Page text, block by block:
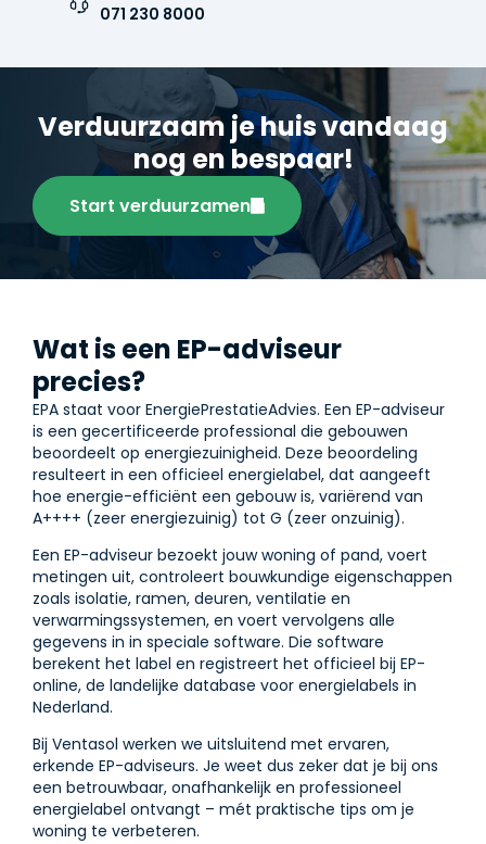
071 230 8000
Verduurzaam je huis vandaag
nog en bespaar!
Start verduurzamen
Wat is een EP-adviseur
precies?
EPA staat voor EnergiePrestatieAdvies. Een EP-adviseur
is een gecertificeerde professional die gebouwen
beoordeelt op energiezuinigheid. Deze beoordeling
resulteert in een officieel energielabel, dat aangeeft
hoe energie-efficiënt een gebouw is, variërend van
A++++ (zeer energiezuinig) tot G (zeer onzuinig).
Een EP-adviseur bezoekt jouw woning of pand, voert
metingen uit, controleert bouwkundige eigenschappen
zoals isolatie, ramen, deuren, ventilatie en
verwarmingssystemen, en voert vervolgens alle
gegevens in in speciale software. Die software
berekent het label en registreert het officieel bij EP-
online, de landelijke database voor energielabels in
Nederland.
Bij Ventasol werken we uitsluitend met ervaren,
erkende EP-adviseurs. Je weet dus zeker dat je bij ons
een betrouwbaar, onafhankelijk en professioneel
energielabel ontvangt – mét praktische tips om je
woning te verbeteren.